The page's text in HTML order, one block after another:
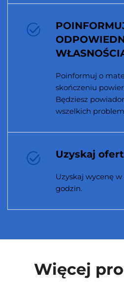
Poinformuj o
skończeniu
Będziesz
wszelkich
Uzyskaj
Uzyskaj wycenę w
godzin.
Więcej